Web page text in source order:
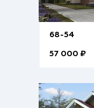
68-54
57 000 ₽